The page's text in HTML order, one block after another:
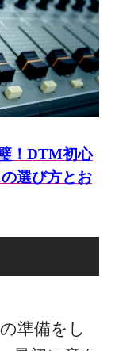
！DTM初心
選び方とお
準備をし